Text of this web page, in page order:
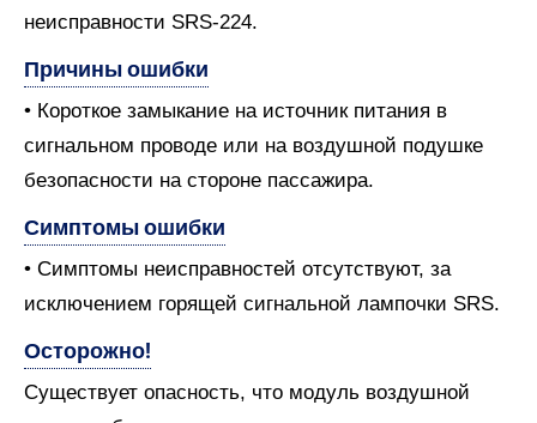
неисправности SRS-224.
Причины ошибки
• Короткое замыкание на источник питания в
сигнальном проводе или на воздушной подушке
безопасности на стороне пассажира.
Симптомы ошибки
• Симптомы неисправностей отсутствуют, за
исключением горящей сигнальной лампочки SRS.
Осторожно!
Существует опасность, что модуль воздушной